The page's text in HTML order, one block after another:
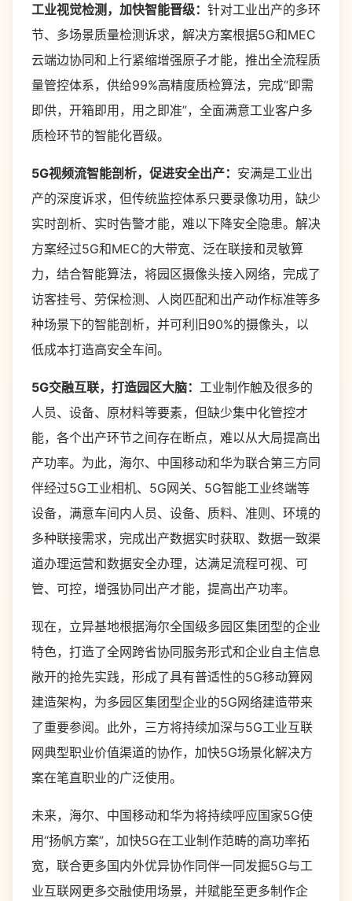
工业视觉检测，加快智能晋级： 针对工业出产的多环
节、多场景质量检测诉求，解决方案根据5G和MEC
云端边协同和上行紧缩增强原子才能，推出全流程质
量管控体系，供给99%高精度质检算法，完成“即需
即供，开箱即用，用之即准”，全面满意工业客户多
质检环节的智能化晋级。
5G视频流智能剖析，促进安全出产： 安满是工业出
产的深度诉求，但传统监控体系只要录像功用，缺少
实时剖析、实时告警才能，难以下降安全隐患。解决
方案经过5G和MEC的大带宽、泛在联接和灵敏算
力，结合智能算法，将园区摄像头接入网络，完成了
访客挂号、劳保检测、人岗匹配和出产动作标准等多
种场景下的智能剖析，并可利旧90%的摄像头，以
低成本打造高安全车间。
5G交融互联，打造园区大脑： 工业制作触及很多的
人员、设备、原材料等要素，但缺少集中化管控才
能，各个出产环节之间存在断点，难以从大局提高出
产功率。为此，海尔、中国移动和华为联合第三方同
伴经过5G工业相机、5G网关、5G智能工业终端等
设备，满意车间内人员、设备、质料、准则、环境的
多种联接需求，完成出产数据实时获取、数据一致渠
道办理运营和数据安全办理，达满足流程可视、可
管、可控，增强协同出产才能，提高出产功率。
现在，立异基地根据海尔全国级多园区集团型的企业
特色，打造了全网跨省协同服务形式和企业自主信息
敞开的抢先实践，形成了具有普适性的5G移动算网
建造架构，为多园区集团型企业的5G网络建造带来
了重要参阅。此外，三方将持续加深与5G工业互联
网典型职业价值渠道的协作，加快5G场景化解决方
案在笔直职业的广泛使用。
未来，海尔、中国移动和华为将持续呼应国家5G使
用“扬帆方案”，加快5G在工业制作范畴的高功率拓
宽，联合更多国内外优异协作同伴一同发掘5G与工
业互联网更多交融使用场景，并赋能至更多制作企